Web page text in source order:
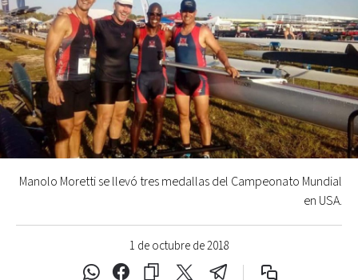
1 de octubre de 2018
Manolo Moretti se llevó tres medallas del Campeonato Mundial
en USA.